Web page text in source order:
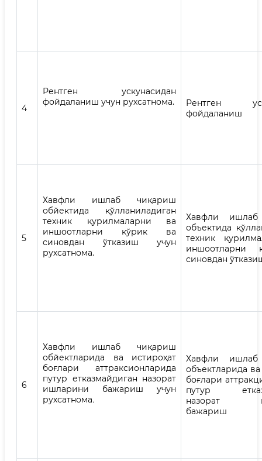
4
Рентген ускунасидан
фойдаланиш учун рухсатнома.
Рентген
фойдаланиш
5
Хавфли ишлаб чиқариш
обйектида қўлланиладиган
техник қурилмаларни ва
иншоотларни кўрик ва
синовдан ўтказиш учун
рухсатнома.
Хавфли ишлаб
объектида
техник
иншоотларни
синовдан
6
Хавфли ишлаб чиқариш
обйектларида ва истироҳат
боғлари аттраксионларида
путур етказмайдиган назорат
ишларини бажариш учун
рухсатнома.
Хавфли ишлаб
объектларида ва
боғлари
путур
назорат
бажариш